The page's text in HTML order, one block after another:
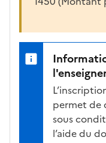
permet de
sous
l’aide du